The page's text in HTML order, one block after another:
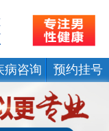
病咨询 预约挂号